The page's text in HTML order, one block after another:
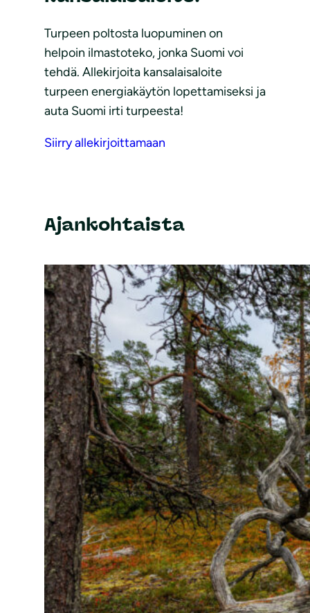
Turpeen poltosta luopuminen on
helpoin ilmastoteko, jonka Suomi voi
tehdä. Allekirjoita kansalaisaloite
turpeen energiakäytön lopettamiseksi ja
auta Suomi irti turpeesta!
Siirry allekirjoittamaan
Ajankohtaista